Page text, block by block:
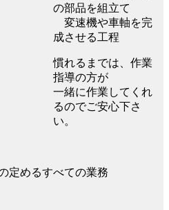
の部品を組立て
変速機や車軸を完
成させる工程
慣れるまでは、作業
指導の方が
一緒に作業してくれ
るのでご安心下さ
い。
定めるすべての業務